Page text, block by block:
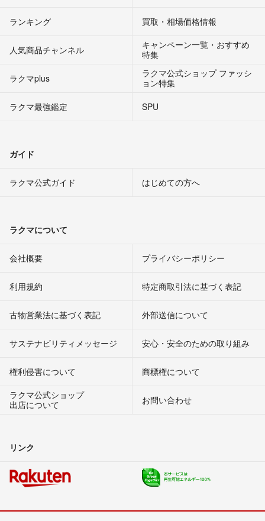
ランキング 買取・相場価格情報
人気商品チャンネル
キャンペーン一覧・おすすめ
特集
ラクマplus
ラクマ公式ショップ ファッシ
ョン特集
ラクマ最強鑑定
SPU
ガイド
ラクマ公式ガイド はじめての方へ
ラクマについて
会社概要 プライバシーポリシー
利用規約 特定商取引法に基づく表記
古物営業法に基づく表記 外部送信について
サステナビリティメッセージ 安心・安全のための取り組み
権利侵害について
商標権について
ラクマ公式ショップ
出店について
お問い合わせ
リンク